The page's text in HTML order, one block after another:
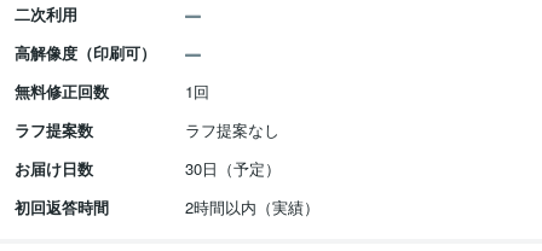
二次利用
高解像度（印刷可）
無料修正回数
1回
ラフ提案数
ラフ提案なし
お届け日数
30日（予定）
初回返答時間
2時間以内（実績）